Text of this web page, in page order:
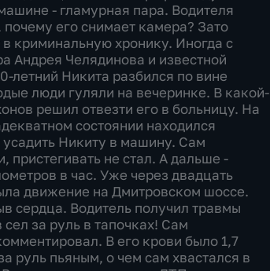
- гламурная пара. Водителя
его снимает камера? Зато
криминальную хронику. Иногда с
Андрея Челядинова и известной
летний Никита разбился по вине
люди гуляли на вечеринке. В какой-
решил отвезти его в больницу. На
состоянии находился
усадить Никиту в машину. Сам
пристегивать не стал. А дальше -
в час. Уже через двадцать
движение на Дмитровском шоссе.
сердца. Водитель получил травмы
за руль в тапочках! Сам
В его крови было 1,7
руль пьяным, о чем сам хвастался в